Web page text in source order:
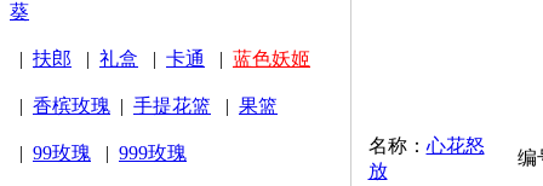
葵
| 扶郎 | 礼盒 | 卡通 | 蓝色妖姬
| 香槟玫瑰 | 手提花篮 | 果篮
| 99玫瑰 | 999玫瑰 名称： 心花怒
放
编